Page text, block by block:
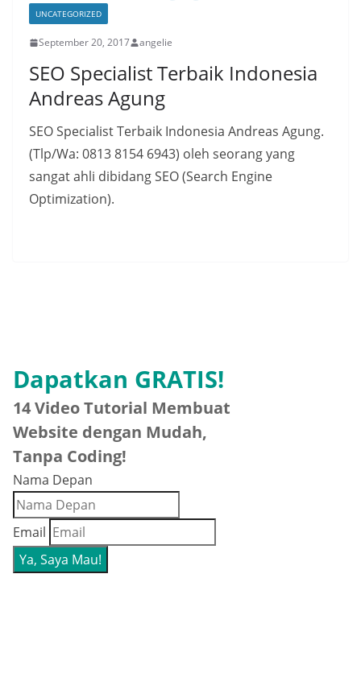
UNCATEGORIZED
September 20, 2017 angelie
SEO Specialist Terbaik Indonesia
Andreas Agung
SEO Specialist Terbaik Indonesia Andreas Agung.
(Tlp/Wa: 0813 8154 6943) oleh seorang yang
sangat ahli dibidang SEO (Search Engine
Optimization).
Dapatkan GRATIS!
14 Video Tutorial Membuat
Website dengan Mudah,
Tanpa Coding!
Nama Depan
Email